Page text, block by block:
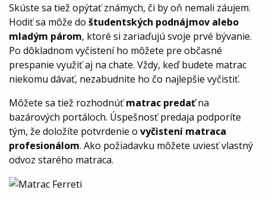
Skúste sa tiež opýtať známych, či by oň nemali záujem.
Hodiť sa môže do študentských podnájmov alebo
mladým párom, ktoré si zariaďujú svoje prvé bývanie.
Po dôkladnom vyčistení ho môžete pre občasné
prespanie využiť aj na chate. Vždy, keď budete matrac
niekomu dávať, nezabudnite ho čo najlepšie vyčistiť.
Môžete sa tiež rozhodnúťmatrac predaťna
bazárových portáloch. Úspešnosť predaja podporíte
tým, že doložíte potvrdenie o vyčistení matraca
profesionálom. Ako požiadavku môžete uviesť vlastný
odvoz starého matraca.